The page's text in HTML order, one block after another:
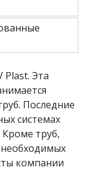
Plast. Эта
Последние
системах
труб,
компании